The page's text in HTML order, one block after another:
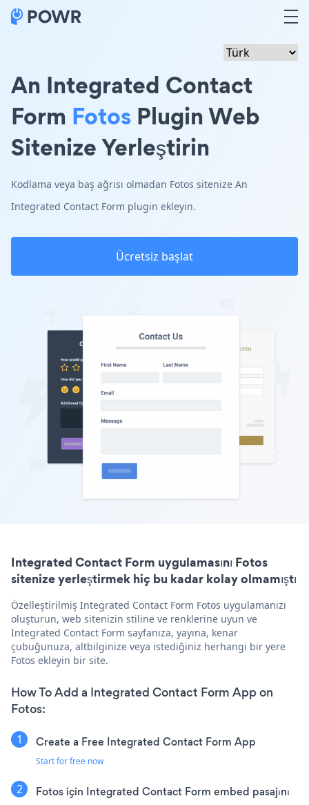
An Integrated Contact
Form Fotos Plugin Web
Sitenize Yerleştirin
Kodlama veya baş ağrısı olmadan Fotos sitenize An
Integrated Contact Form plugin ekleyin.
Ücretsiz başlat
Integrated Contact Form uygulamasını Fotos
sitenize yerleştirmek hiç bu kadar kolay olmamıştı
Özelleştirilmiş Integrated Contact Form Fotos uygulamanızı
oluşturun, web sitenizin stiline ve renklerine uyun ve
Integrated Contact Form sayfanıza, yayına, kenar
çubuğunuza, altbilginize veya istediğiniz herhangi bir yere
Fotos ekleyin bir site.
How To Add a Integrated Contact Form App on
Fotos:
Create a Free Integrated Contact Form App
Start for free now
Fotos için Integrated Contact Form embed pasajını